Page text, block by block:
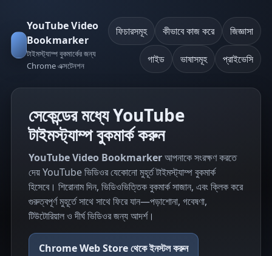
YouTube Video
Bookmarker
টাইমস্ট্যাম্প বুকমার্কের জন্য
Chrome এক্সটেনশন
ফিচারসমূহ কীভাবে কাজ করে জিজ্ঞাসা
গাইড ভাষাসমূহ প্রাইভেসি
সেকেন্ডের মধ্যে YouTube
টাইমস্ট্যাম্প বুকমার্ক করুন
YouTube Video Bookmarkerআপনাকে সংরক্ষণ করতে
দেয় YouTube ভিডিওর যেকোনো মুহূর্ত টাইমস্ট্যাম্প বুকমার্ক
হিসেবে। শিরোনাম দিন, ভিডিওভিত্তিক বুকমার্ক সাজান, এবং ক্লিক করে
গুরুত্বপূর্ণ মুহূর্তে সাথে সাথে ফিরে যান—পড়াশোনা, গবেষণা,
টিউটোরিয়াল ও দীর্ঘ ভিডিওর জন্য আদর্শ।
Chrome Web Store থেকে ইনস্টল করুন